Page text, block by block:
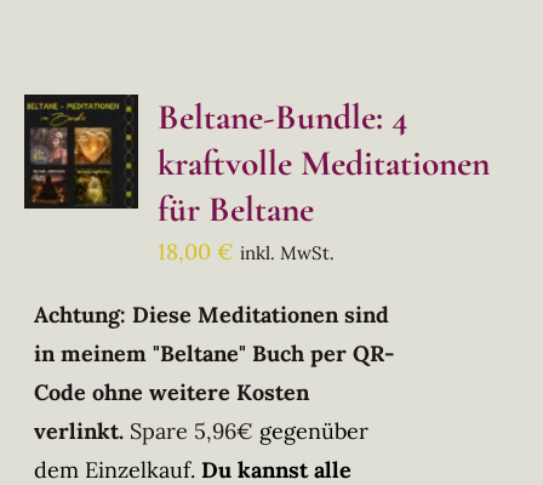
Beltane-Bundle: 4
kraftvolle Meditationen
für Beltane
18,00€ inkl. MwSt.
Achtung: Diese Meditationen sind
in meinem "Beltane" Buch per QR-
Code ohne weitere Kosten
verlinkt. Spare 5,96€ gegenüber
dem Einzelkauf. Du kannst alle